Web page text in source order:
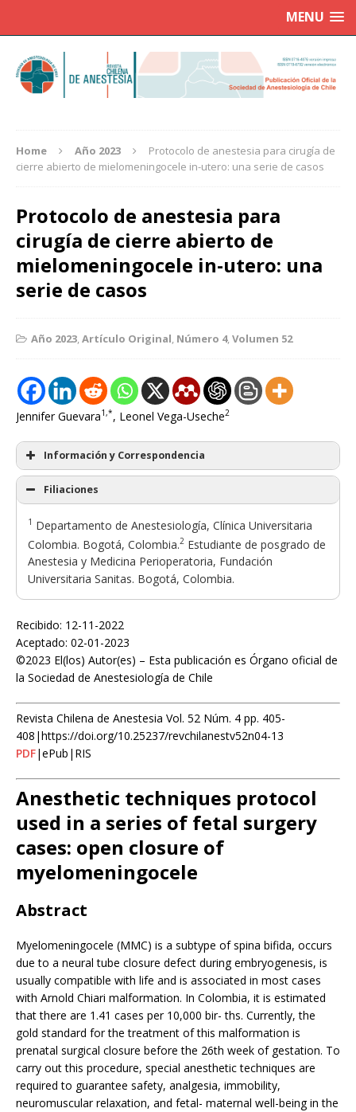
MENU
Home Año 2023
Protocolo de anestesia para cirugía de
cierre abierto de mielomeningocele in-utero: una serie de casos
Protocolo de anestesia para
cirugía de cierre abierto de
mielomeningocele in-utero: una
serie de casos
Año 2023,Artículo Original, Número 4,Volumen 52
Jennifer Guevara1,*, Leonel Vega-Useche2
Información y Correspondencia
Filiaciones
1 Departamento de Anestesiología, Clínica Universitaria
Colombia. Bogotá, Colombia.2 Estudiante de posgrado de
Anestesia y Medicina Perioperatoria, Fundación
Universitaria Sanitas. Bogotá, Colombia.
Recibido: 12-11-2022
Aceptado: 02-01-2023
©2023 El(los) Autor(es) – Esta publicación es Órgano oficial de
la Sociedad de Anestesiología de Chile
Revista Chilena de Anestesia Vol. 52 Núm. 4 pp. 405-
408|https://doi.org/10.25237/revchilanestv52n04-13
PDF|ePub|RIS
Anesthetic techniques protocol
used in a series of fetal surgery
cases: open closure of
myelomeningocele
Abstract
Myelomeningocele (MMC) is a subtype of spina bifida, occurs
due to a neural tube closure defect during embryogenesis, is
usually compatible with life and is associated in most cases
with Arnold Chiari malformation. In Colombia, it is estimated
that there are 1.41 cases per 10,000 bir- ths. Currently, the
gold standard for the treatment of this malformation is
prenatal surgical closure before the 26th week of gestation. To
carry out this procedure, special anesthetic techniques are
required to guarantee safety, analgesia, immobility,
neuromuscular relaxation, and fetal- maternal well-being in the